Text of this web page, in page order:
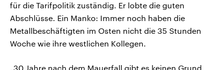
für die Tarifpolitik zuständig. Er lobte die guten
Abschlüsse. Ein Manko: Immer noch haben die
Metallbeschäftigten im Osten nicht die 35 Stunden
Woche wie ihre westlichen Kollegen.
„30 Jahre nach dem Mauerfall gibt es keinen Grund